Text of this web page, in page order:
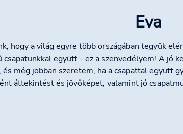
Eva
hogy a világ egyre több országában tegyük
csapatunkkal együtt - ez a szenvedélyem! A jó
még jobban szeretem, ha a csapattal együtt
áttekintést és jövőképet, valamint jó